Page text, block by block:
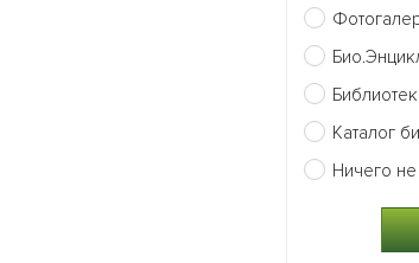
Каталог
Ничего